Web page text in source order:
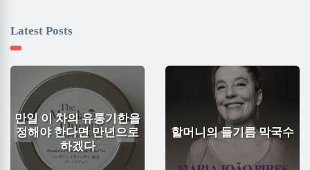
Latest Posts
만일 이 차의 유통기한을
정해야 한다면 만년으로
하겠다
할머니의 들기름 막국수